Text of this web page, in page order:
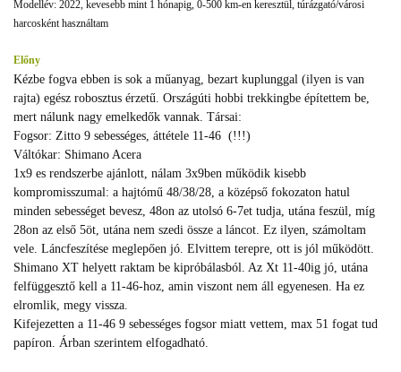
Modellév: 2022, kevesebb mint 1 hónapig, 0-500 km-en keresztül, túrázgató/városi
harcosként használtam
Előny
Kézbe fogva ebben is sok a műanyag, bezart kuplunggal (ilyen is van
rajta) egész robosztus érzetű. Országúti hobbi trekkingbe építettem be,
mert nálunk nagy emelkedők vannak. Társai:
Fogsor: Zitto 9 sebességes, áttétele 11-46 (!!!)
Váltókar: Shimano Acera
1x9 es rendszerbe ajánlott, nálam 3x9ben működik kisebb
kompromisszumal: a hajtómű 48/38/28, a középső fokozaton hatul
minden sebességet bevesz, 48on az utolsó 6-7et tudja, utána feszül, míg
28on az első 5öt, utána nem szedi össze a láncot. Ez ilyen, számoltam
vele. Láncfeszítése meglepően jó. Elvittem terepre, ott is jól működött.
Shimano XT helyett raktam be kipróbálasból. Az Xt 11-40ig jó, utána
felfüggesztő kell a 11-46-hoz, amin viszont nem áll egyenesen. Ha ez
elromlik, megy vissza.
Kifejezetten a 11-46 9 sebességes fogsor miatt vettem, max 51 fogat tud
papíron. Árban szerintem elfogadható.